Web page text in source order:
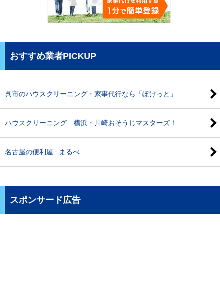
おすすめ業者PICKUP
呉市のハウスクリーニング・家事代行なら「ぽけっと」
ハウスクリーニング 横浜・川崎おそうじマスターズ！
名古屋の便利屋 : まるべ
スポンサード広告